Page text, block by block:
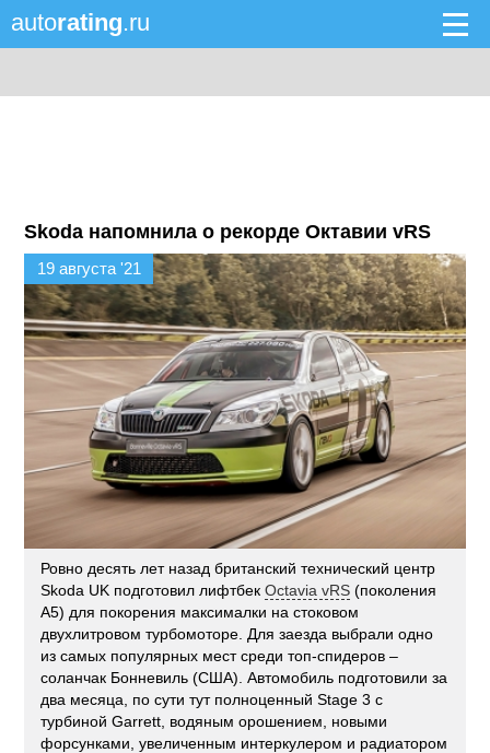
autorating.ru
Skoda напомнила о рекорде Октавии vRS
19 августа '21
Ровно десять лет назад британский технический центр
Skoda UK подготовил лифтбекOctavia vRS (поколения
А5) для покорения максималки на стоковом
двухлитровом турбомоторе. Для заезда выбрали одно
из самых популярных мест среди топ-спидеров –
соланчак Бонневиль (США). Автомобиль подготовили за
два месяца, по сути тут полноценный Stage 3 c
турбиной Garrett, водяным орошением, новыми
форсунками, увеличенным интеркулером и радиатором